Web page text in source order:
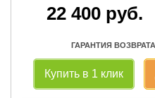
22 400 руб.
ГАРАНТИЯ
Купить в 1 клик